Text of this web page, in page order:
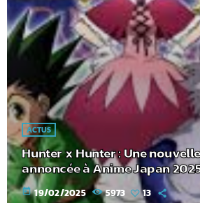
ACTUS
Hunter x Hunter : Une
annoncée à Anime Japan
today 19/02/2025 5973 13